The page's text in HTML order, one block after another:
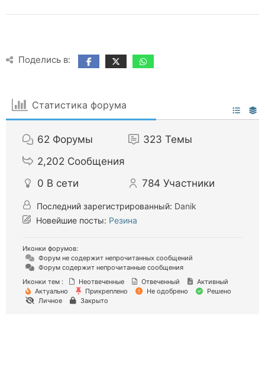
Поделись в:
Статистика форума
62 Форумы 323 Темы
2,202 Сообщения
0 В сети 784 Участники
Последний зарегистрированный: Danik
Новейшие посты: Резина
Иконки форумов:
Форум не содержит непрочитанных сообщений
Форум содержит непрочитанные сообщения
Иконки тем :
Неотвеченные Отвеченный
Активный
Актуально
Прикреплено Не одобрено
Решено
Личное
Закрыто